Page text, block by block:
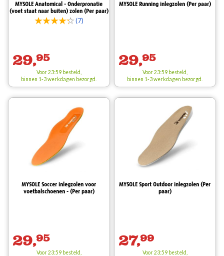
MYSOLE Anatomical - Onderpronatie
(voet staat naar buiten) zolen (Per paar)
(7)
29,95
Voor 23:59 besteld,
binnen 1-3 werkdagen bezorgd.
MYSOLE Running inlegzolen (Per paar)
29,95
Voor 23:59 besteld,
binnen 1-3 werkdagen bezorgd.
MYSOLE Soccer inlegzolen voor
voetbalschoenen - (Per paar)
29,95
Voor 23:59 besteld,
MYSOLE Sport Outdoor inlegzolen (Per
paar)
27,99
Voor 23:59 besteld,